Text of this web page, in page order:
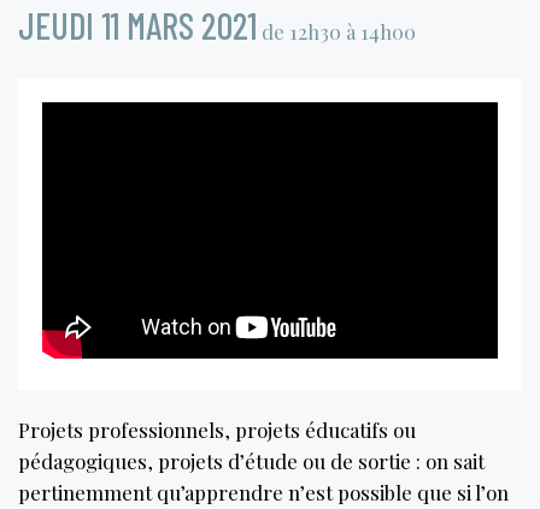
JEUDI 11 MARS 2021 de 12h30 à 14h00
Projets professionnels, projets éducatifs ou
pédagogiques, projets d’étude ou de sortie : on sait
pertinemment qu’apprendre n’est possible que si l’on